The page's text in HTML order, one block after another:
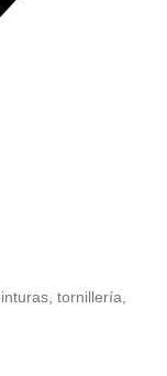
tornillería,